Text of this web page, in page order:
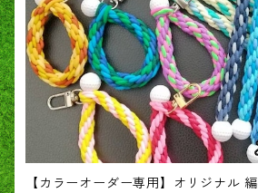
【カラーオーダー専用】オリジナル